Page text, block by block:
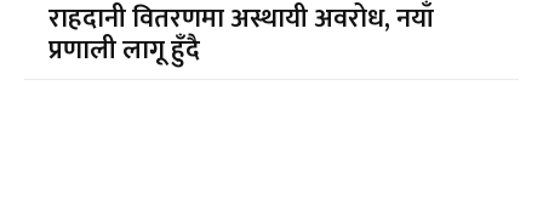
राहदानी वितरणमा अस्थायी अवरोध, नयाँ
प्रणाली लागू हुँदै